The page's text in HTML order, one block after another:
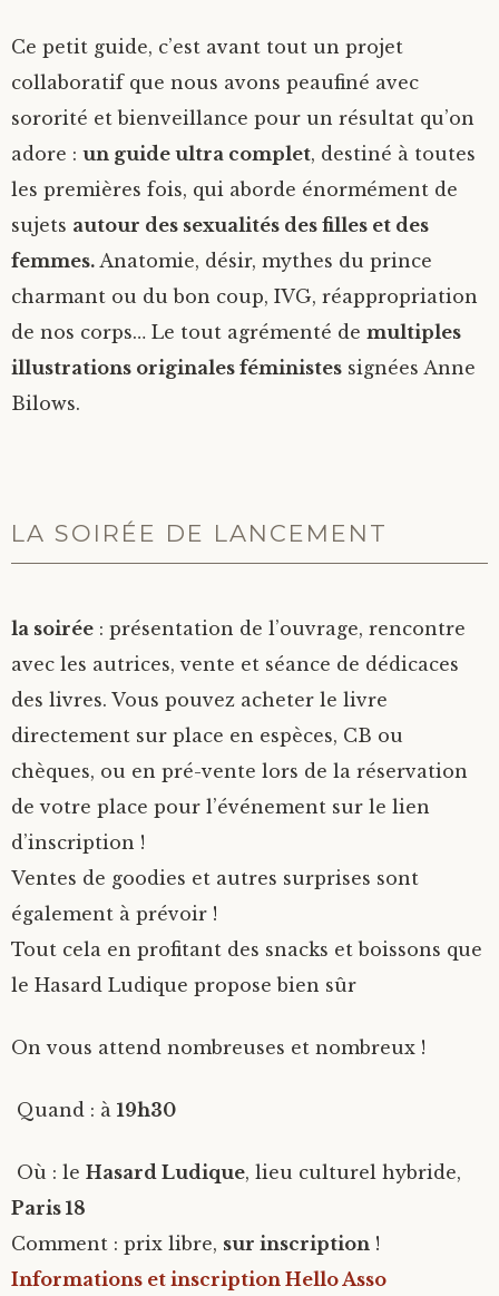
Ce petit guide, c’est avant tout un projet
collaboratif que nous avons peaufiné avec
sororité et bienveillance pour un résultat qu’on
adore : un guide ultra complet, destiné à toutes
les premières fois, qui aborde énormément de
sujets autour des sexualités des filles et des
femmes. Anatomie, désir, mythes du prince
charmant ou du bon coup, IVG, réappropriation
de nos corps… Le tout agrémenté de multiples
illustrations originales féministes signées Anne
Bilows.
LA SOIRÉE DE LANCEMENT
la soirée : présentation de l’ouvrage, rencontre
avec les autrices, vente et séance de dédicaces
des livres. Vous pouvez acheter le livre
directement sur place en espèces, CB ou
chèques, ou en pré-vente lors de la réservation
de votre place pour l’événement sur le lien
d’inscription !
Ventes de goodies et autres surprises sont
également à prévoir !
Tout cela en profitant des snacks et boissons que
le Hasard Ludique propose bien sûr
On vous attend nombreuses et nombreux !
Quand : à 19h30
Où : le Hasard Ludique, lieu culturel hybride,
Paris 18
Comment : prix libre, sur inscription !
Informations et inscription Hello Asso